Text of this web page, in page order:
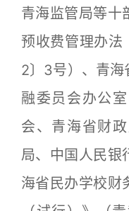
青海监管局等十
预收费管理办法
2〕3号）、青海
融委员会办公
会、青海省财
局、中国人民银
海省民办学校财